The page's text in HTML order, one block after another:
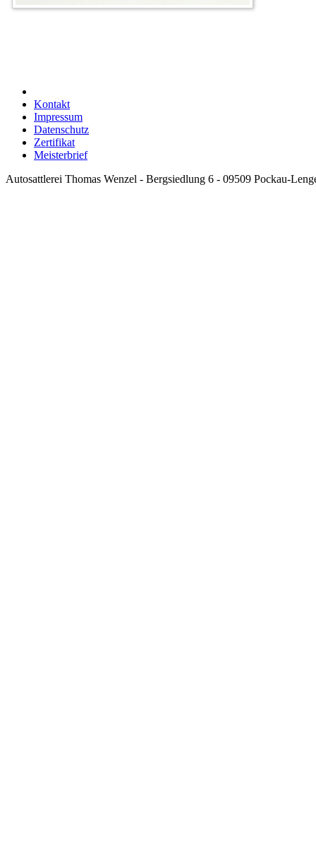
Kontakt
Impressum
Datenschutz
Zertifikat
Meisterbrief
Autosattlerei Thomas Wenzel - Bergsiedlung 6 - 09509 Pockau-